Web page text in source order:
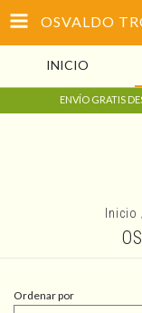
OSVALDO
INICIO
ENVÍO GRATIS
Inicio
Ordenar por